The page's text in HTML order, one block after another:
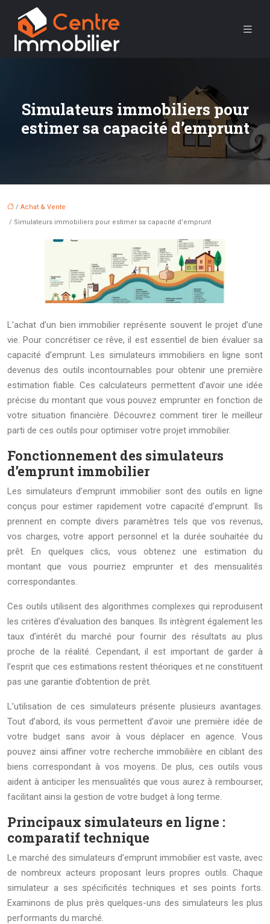
Simulateurs immobiliers pour
estimer sa capacité d’emprunt
/ Achat & Vente
/ Simulateurs immobiliers pour estimer sa capacité d’emprunt
L’achat d’un bien immobilier représente souvent le projet d’une
vie. Pour concrétiser ce rêve, il est essentiel de bien évaluer sa
capacité d’emprunt. Les simulateurs immobiliers en ligne sont
devenus des outils incontournables pour obtenir une première
estimation fiable. Ces calculateurs permettent d’avoir une idée
précise du montant que vous pouvez emprunter en fonction de
votre situation financière. Découvrez comment tirer le meilleur
parti de ces outils pour optimiser votre projet immobilier.
Fonctionnement des simulateurs
d’emprunt immobilier
Les simulateurs d’emprunt immobilier sont des outils en ligne
conçus pour estimer rapidement votre capacité d’emprunt. Ils
prennent en compte divers paramètres tels que vos revenus,
vos charges, votre apport personnel et la durée souhaitée du
prêt. En quelques clics, vous obtenez une estimation du
montant que vous pourriez emprunter et des mensualités
correspondantes.
Ces outils utilisent des algorithmes complexes qui reproduisent
les critères d’évaluation des banques. Ils intègrent également les
taux d’intérêt du marché pour fournir des résultats au plus
proche de la réalité. Cependant, il est important de garder à
l’esprit que ces estimations restent théoriques et ne constituent
pas une garantie d’obtention de prêt.
L’utilisation de ces simulateurs présente plusieurs avantages.
Tout d’abord, ils vous permettent d’avoir une première idée de
votre budget sans avoir à vous déplacer en agence. Vous
pouvez ainsi affiner votre recherche immobilière en ciblant des
biens correspondant à vos moyens. De plus, ces outils vous
aident à anticiper les mensualités que vous aurez à rembourser,
facilitant ainsi la gestion de votre budget à long terme.
Principaux simulateurs en ligne :
comparatif technique
Le marché des simulateurs d’emprunt immobilier est vaste, avec
de nombreux acteurs proposant leurs propres outils. Chaque
simulateur a ses spécificités techniques et ses points forts.
Examinons de plus près quelques-uns des simulateurs les plus
performants du marché.